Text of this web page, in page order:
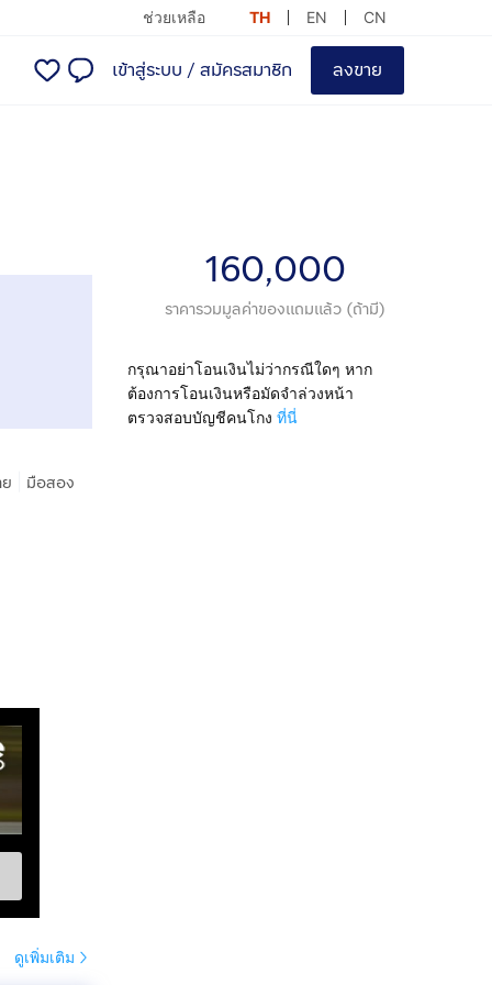
ช่วยเหลือ TH EN CN
เข้าสู่ระบบ / สมัครสมาชิก ลงขาย
มือสอง
160,000
ราคารวมมูลค่าของแถมแล้ว (ถ้ามี)
กรุณาอย่าโอนเงินไม่ว่ากรณีใดๆ หาก
ต้องการโอนเงินหรือมัดจำล่วงหน้า
ตรวจสอบบัญชีคนโกง ที่นี่
ดูเพิ่มเติม